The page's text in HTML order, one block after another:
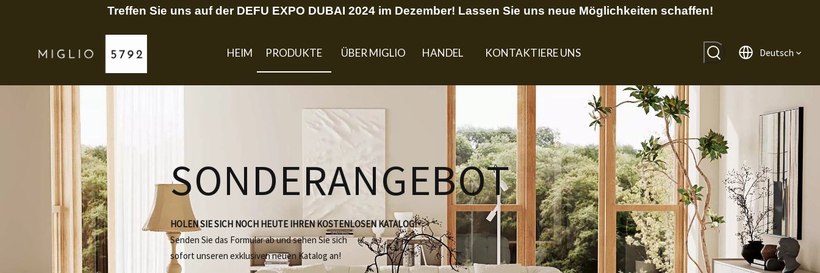
Treffen Sie uns auf der DEFU EXPO DUBAI 2024 im Dezember! Lassen Sie uns neue Möglichkeiten schaffen!
HEIM PRODUKTE ÜBER MIGLIO HANDEL KONTAKTIERE UNS Deutsch
SONDERANGEBOT
HOLEN SIE SICH NOCH HEUTE IHREN KOSTENLOSEN KATALOG!
Senden Sie das Formular ab und sehen Sie sich
sofort unseren exklusiven neuen Katalog an!